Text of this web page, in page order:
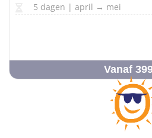
5 dagen | april → mei
Vanaf